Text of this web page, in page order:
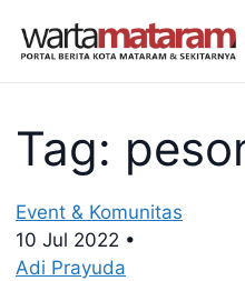
Tag:
Event & Komunitas
10 Jul 2022 •
Adi Prayuda